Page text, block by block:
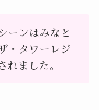
ーンはみなと
・タワーレジ
ました。